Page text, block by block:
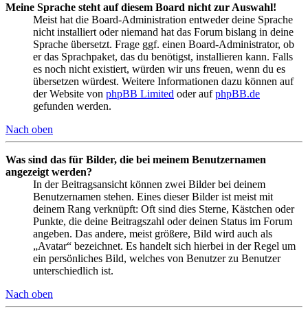
Meine Sprache steht auf diesem Board nicht zur Auswahl!
Meist hat die Board-Administration entweder deine Sprache
nicht installiert oder niemand hat das Forum bislang in deine
Sprache übersetzt. Frage ggf. einen Board-Administrator, ob
er das Sprachpaket, das du benötigst, installieren kann. Falls
es noch nicht existiert, würden wir uns freuen, wenn du es
übersetzen würdest. Weitere Informationen dazu können auf
der Website von phpBB Limited oder aufphpBB.de
gefunden werden.
Nach oben
Was sind das für Bilder, die bei meinem Benutzernamen
angezeigt werden?
In der Beitragsansicht können zwei Bilder bei deinem
Benutzernamen stehen. Eines dieser Bilder ist meist mit
deinem Rang verknüpft: Oft sind dies Sterne, Kästchen oder
Punkte, die deine Beitragszahl oder deinen Status im Forum
angeben. Das andere, meist größere, Bild wird auch als
„Avatar“ bezeichnet. Es handelt sich hierbei in der Regel um
ein persönliches Bild, welches von Benutzer zu Benutzer
unterschiedlich ist.
Nach oben